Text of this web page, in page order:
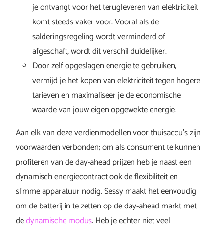
je ontvangt voor het terugleveren van elektriciteit
komt steeds vaker voor. Vooral als de
salderingsregeling wordt verminderd of
afgeschaft, wordt dit verschil duidelijker.
Door zelf opgeslagen energie te gebruiken,
vermijd je het kopen van elektriciteit tegen hogere
tarieven en maximaliseer je de economische
waarde van jouw eigen opgewekte energie.
Aan elk van deze verdienmodellen voor thuisaccu’s zijn
voorwaarden verbonden; om als consument te kunnen
profiteren van de day-ahead prijzen heb je naast een
dynamisch energiecontract ook de flexibiliteit en
slimme apparatuur nodig. Sessy maakt het eenvoudig
om de batterij in te zetten op de day-ahead markt met
dedynamische modus. Heb je echter niet veel